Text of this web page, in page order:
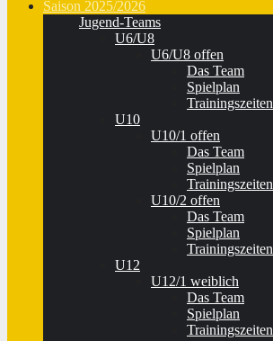
Saison 2025/2026
Jugend-Teams
U6/U8
U6/U8 offen
Das Team
Spielplan
Trainingszeiten
U10
U10/1 offen
Das Team
Spielplan
Trainingszeiten
U10/2 offen
Das Team
Spielplan
Trainingszeiten
U12
U12/1 weiblich
Das Team
Spielplan
Trainingszeiten